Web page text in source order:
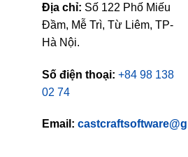
Địa chỉ: Số 122 Phố Miếu
Đầm, Mễ Trì, Từ Liêm, TP-
Hà Nội.
Số điện thoại: +84 98 138
02 74
Email: